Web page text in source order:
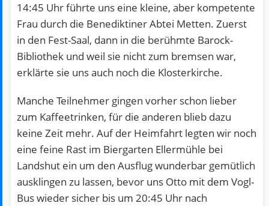
14:45 Uhr führte uns eine kleine, aber kompetente
Frau durch die Benediktiner Abtei Metten. Zuerst
in den Fest-Saal, dann in die berühmte Barock-
Bibliothek und weil sie nicht zum bremsen war,
erklärte sie uns auch noch die Klosterkirche.
Manche Teilnehmer gingen vorher schon lieber
zum Kaffeetrinken, für die anderen blieb dazu
keine Zeit mehr. Auf der Heimfahrt legten wir noch
eine feine Rast im Biergarten Ellermühle bei
Landshut ein um den Ausflug wunderbar gemütlich
ausklingen zu lassen, bevor uns Otto mit dem Vogl-
Bus wieder sicher bis um 20:45 Uhr nach